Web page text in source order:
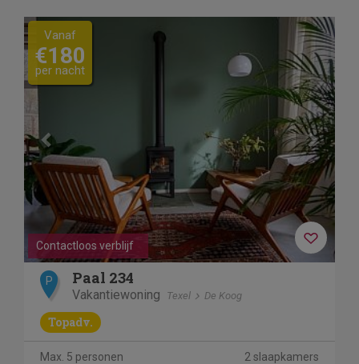
Previous Next
Contactloos verblijf
Vanaf
€180
per nacht
P Paal 234
Vakantiewoning Texel De Koog
Topadv.
Max. 5 personen 2 slaapkamers